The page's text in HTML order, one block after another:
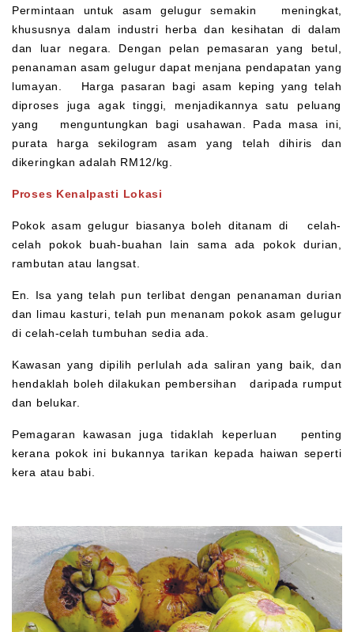
Permintaan untuk asam gelugur semakin meningkat,
khususnya dalam industri herba dan kesihatan di dalam
dan luar negara. Dengan pelan pemasaran yang betul,
penanaman asam gelugur dapat menjana pendapatan yang
lumayan. Harga pasaran bagi asam keping yang telah
diproses juga agak tinggi, menjadikannya satu peluang
yang menguntungkan bagi usahawan. Pada masa ini,
purata harga sekilogram asam yang telah dihiris dan
dikeringkan adalah RM12/kg.
Proses Kenalpasti Lokasi
Pokok asam gelugur biasanya boleh ditanam di celah-
celah pokok buah-buahan lain sama ada pokok durian,
rambutan atau langsat.
En. Isa yang telah pun terlibat dengan penanaman durian
dan limau kasturi, telah pun menanam pokok asam gelugur
di celah-celah tumbuhan sedia ada.
Kawasan yang dipilih perlulah ada saliran yang baik, dan
hendaklah boleh dilakukan pembersihan daripada rumput
dan belukar.
Pemagaran kawasan juga tidaklah keperluan penting
kerana pokok ini bukannya tarikan kepada haiwan seperti
kera atau babi.